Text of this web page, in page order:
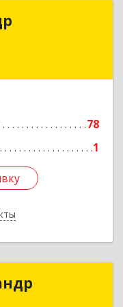
78
1
Александр
Подробнее
Александр